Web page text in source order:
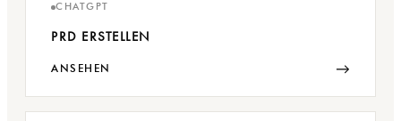
CHATGPT
PRD ERSTELLEN
ANSEHEN →